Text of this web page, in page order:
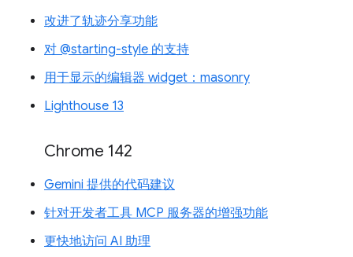
改进了轨迹分享功能
对 @starting-style 的支持
用于显示的编辑器 widget：masonry
Lighthouse 13
Chrome 142
Gemini 提供的代码建议
针对开发者工具 MCP 服务器的增强功能
更快地访问 AI 助理